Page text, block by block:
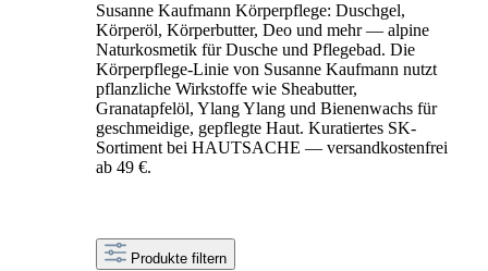
Susanne Kaufmann Körperpflege: Duschgel,
Körperöl, Körperbutter, Deo und mehr — alpine
Naturkosmetik für Dusche und Pflegebad. Die
Körperpflege-Linie von Susanne Kaufmann nutzt
pflanzliche Wirkstoffe wie Sheabutter,
Granatapfelöl, Ylang Ylang und Bienenwachs für
geschmeidige, gepflegte Haut. Kuratiertes SK-
Sortiment bei HAUTSACHE — versandkostenfrei
ab 49 €.
Produkte filtern